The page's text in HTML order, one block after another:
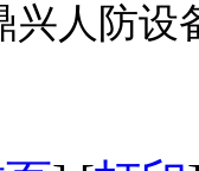
兴人防设